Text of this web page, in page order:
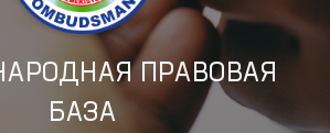
ПРАВОВАЯ
БАЗА